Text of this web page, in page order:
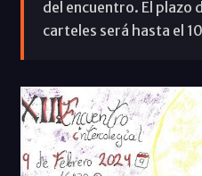
del encuentro. El plazo
carteles será hasta el